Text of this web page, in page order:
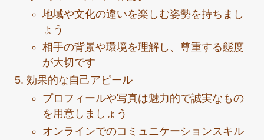
地域や文化の違いを楽しむ姿勢を持ちまし
ょう
相手の背景や環境を理解し、尊重する態度
が大切です
効果的な自己アピール
プロフィールや写真は魅力的で誠実なもの
を用意しましょう
オンラインでのコミュニケーションスキル